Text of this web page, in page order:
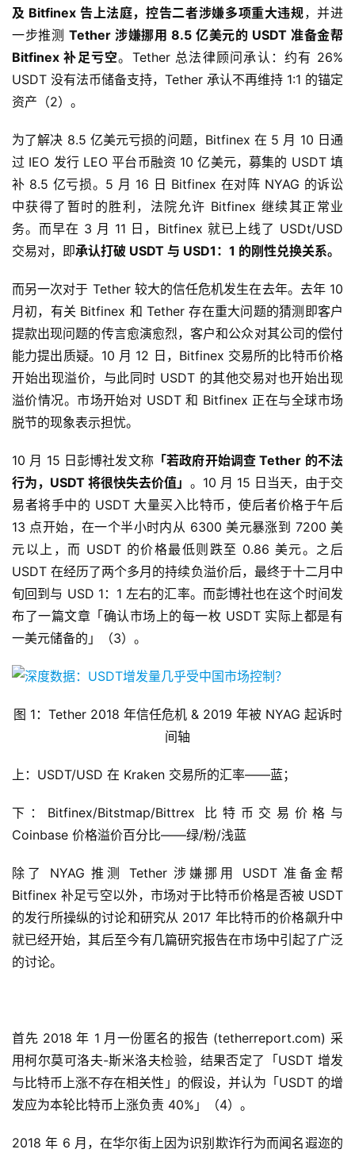
及 Bitfinex 告上法庭，控告二者涉嫌多项重大违规，并进
一步推测Tether 涉嫌挪用 8.5 亿美元的 USDT 准备金帮
Bitfinex 补足亏空。Tether 总法律顾问承认：约有 26%
USDT 没有法币储备支持，Tether 承认不再维持 1:1 的锚定
资产（2）。
为了解决 8.5 亿美元亏损的问题，Bitfinex 在 5 月 10 日通
过 IEO 发行 LEO 平台币融资 10 亿美元，募集的 USDT 填
补 8.5 亿亏损。5 月 16 日 Bitfinex 在对阵 NYAG 的诉讼
中获得了暂时的胜利，法院允许 Bitfinex 继续其正常业
务。而早在 3 月 11 日，Bitfinex 就已上线了 USDt/USD
交易对，即承认打破 USDT 与 USD1： 1 的刚性兑换关系。
而另一次对于 Tether 较大的信任危机发生在去年。去年 10
月初，有关 Bitfinex 和 Tether 存在重大问题的猜测即客户
提款出现问题的传言愈演愈烈，客户和公众对其公司的偿付
能力提出质疑。10 月 12 日，Bitfinex 交易所的比特币价格
开始出现溢价，与此同时 USDT 的其他交易对也开始出现
溢价情况。市场开始对 USDT 和 Bitfinex 正在与全球市场
脱节的现象表示担忧。
10 月 15 日彭博社发文称「若政府开始调查 Tether 的不法
行为，USDT 将很快失去价值」 。10 月 15 日当天，由于交
易者将手中的 USDT 大量买入比特币，使后者价格于午后
13 点开始，在一个半小时内从 6300 美元暴涨到 7200 美
元以上，而 USDT 的价格最低则跌至 0.86 美元。之后
USDT 在经历了两个多月的持续负溢价后，最终于十二月中
旬回到与 USD 1：1 左右的汇率。而彭博社也在这个时间发
布了一篇文章「确认市场上的每一枚 USDT 实际上都是有
一美元储备的」（3）。
图 1：Tether 2018 年信任危机 & 2019 年被 NYAG 起诉时
间轴
上：USDT/USD 在 Kraken 交易所的汇率——蓝；
下：Bitfinex/Bitstmap/Bittrex 比特币交易价格与
Coinbase 价格溢价百分比——绿/粉/浅蓝
除了 NYAG 推测 Tether 涉嫌挪用 USDT 准备金帮
Bitfinex 补足亏空以外，市场对于比特币价格是否被 USDT
的发行所操纵的讨论和研究从 2017 年比特币的价格飙升中
就已经开始，其后至今有几篇研究报告在市场中引起了广泛
的讨论。
首先 2018 年 1 月一份匿名的报告 (tetherreport.com) 采
用柯尔莫可洛夫-斯米洛夫检验，结果否定了「USDT 增发
与比特币上涨不存在相关性」的假设，并认为「USDT 的增
发应为本轮比特币上涨负责 40%」（4）。
2018 年 6 月，在华尔街上因为识别欺诈行为而闻名遐迩的